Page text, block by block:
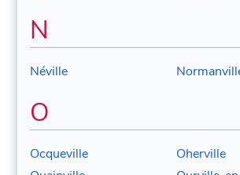
N
Néville
O
Ocqueville
Oherville